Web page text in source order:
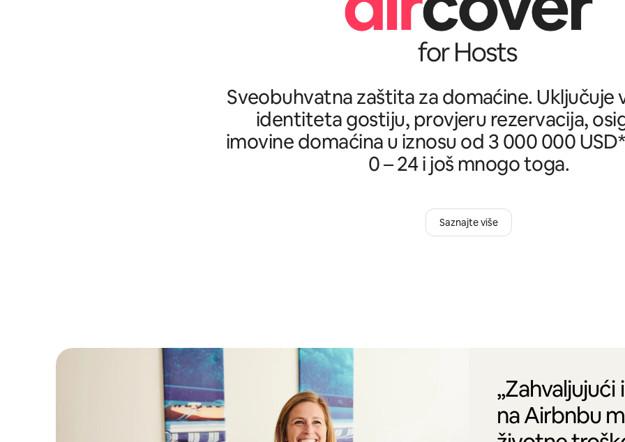
Sveobuhvatna zaštita za domaćine. Uključuje
identiteta gostiju, provjeru rezervacija,
imovine domaćina u iznosu od 3 000 000
0 – 24 i još mnogo toga.
Saznajte više
na Airbnbu